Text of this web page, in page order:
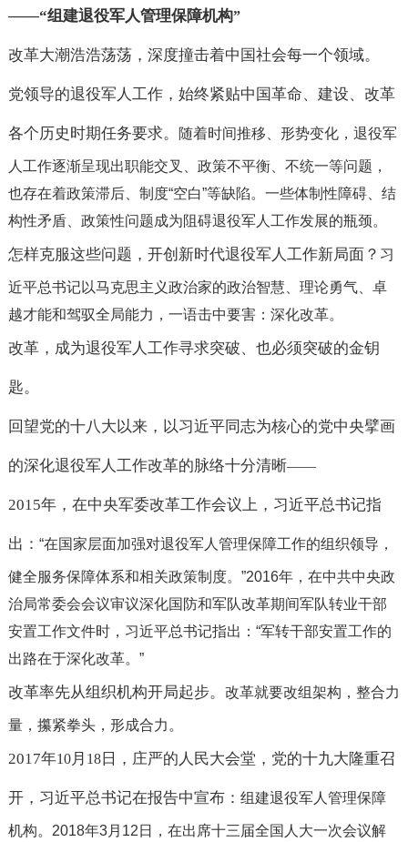
——“组建退役军人管理保障机构”
改革大潮浩浩荡荡，深度撞击着中国社会每一个领域。
党领导的退役军人工作，始终紧贴中国革命、建设、改革
各个历史时期任务要求。 随着时间推移、形势变化，退役军
人工作逐渐呈现出职能交叉、政策不平衡、不统一等问题，
也存在着政策滞后、制度“空白”等缺陷。 一些体制性障碍、结
构性矛盾、政策性问题成为阻碍退役军人工作发展的瓶颈。
怎样克服这些问题，开创新时代退役军人工作新局面？ 习
近平总书记以马克思主义政治家的政治智慧、理论勇气、卓
越才能和驾驭全局能力，一语击中要害： 深化改革。
改革，成为退役军人工作寻求突破、也必须突破的金钥
匙。
回望党的十八大以来，以习近平同志为核心的党中央擘画
的深化退役军人工作改革的脉络十分清晰——
2015年，在中央军委改革工作会议上，习近平总书记指
出： “在国家层面加强对退役军人管理保障工作的组织领导，
健全服务保障体系和相关政策制度。 ”2016年，在中共中央政
治局常委会会议审议深化国防和军队改革期间军队转业干部
安置工作文件时，习近平总书记指出： “军转干部安置工作的
出路在于深化改革。 ”
改革率先从组织机构开局起步。 改革就要改组架构，整合力
量，攥紧拳头，形成合力。
2017年10月 18日，庄严的人民大会堂，党的十九大隆重召
开，习近平总书记在报告中宣布： 组建退役军人管理保障
机构。 2018年3月 12 日，在出席十三届全国人大一次会议解